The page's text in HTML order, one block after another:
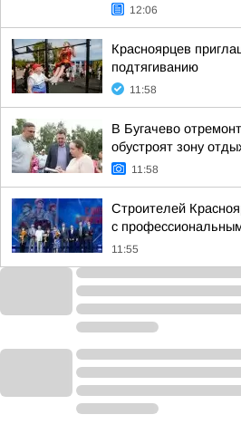
12:06
Красноярцев
подтягиванию
11:58
В Бугачево
обустроят зону
11:58
Строителей
с
11:55